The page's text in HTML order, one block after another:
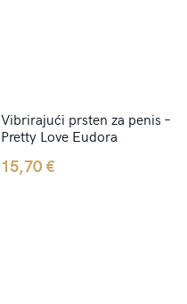
Vibrirajući prsten za penis –
Pretty Love Eudora
15,70€